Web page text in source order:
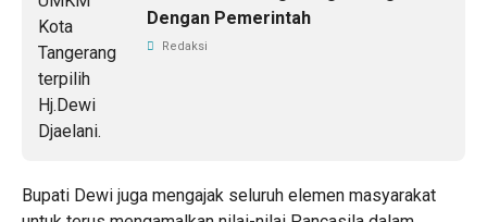
Dengan Pemerintah
Redaksi
Bupati Dewi juga mengajak seluruh elemen masyarakat